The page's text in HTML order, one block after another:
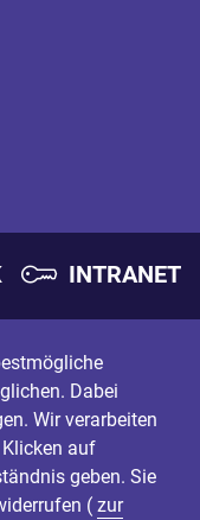
INTRANET
Dabei
Wir verarbeiten
Klicken auf
geben. Sie
( zur